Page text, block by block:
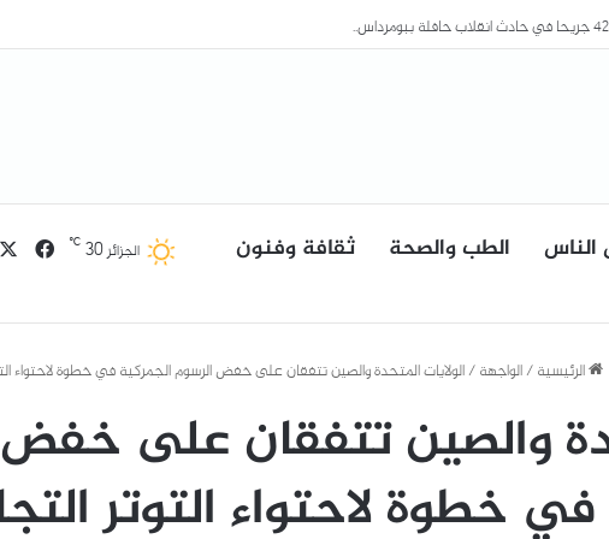
الناس الطب والصحة ثقافة وفنون الجزائر30
℃
الرئيسية/الواجهة/الولايات المتحدة والصين تتفقان على خفض الرسوم الجمركية في خطوة لاحتواء
والصين تتفقان على
في خطوة لاحتواء التوتر